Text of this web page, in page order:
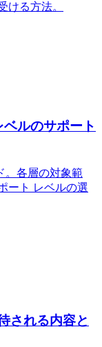
ける方法。
ルのサポート
。各層の対象範
ート レベルの選
される内容と